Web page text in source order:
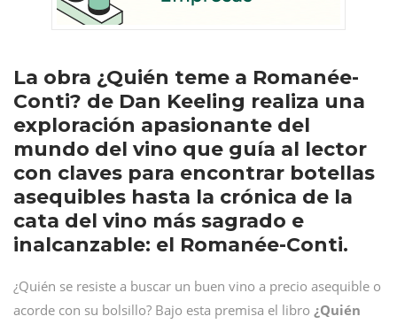
La obra ¿Quién teme a Romanée-
Conti? de Dan Keeling realiza una
exploración apasionante del
mundo del vino que guía al lector
con claves para encontrar botellas
asequibles hasta la crónica de la
cata del vino más sagrado e
inalcanzable: el Romanée-Conti.
¿Quién se resiste a buscar un buen vino a precio asequible o
acorde con su bolsillo? Bajo esta premisa el libro ¿Quién